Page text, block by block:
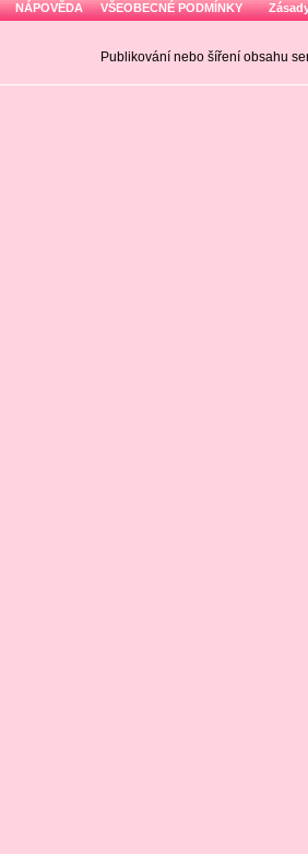
NÁPOVĚDA VŠEOBECNÉ PODMÍNKY
Publikování nebo šíření obsahu